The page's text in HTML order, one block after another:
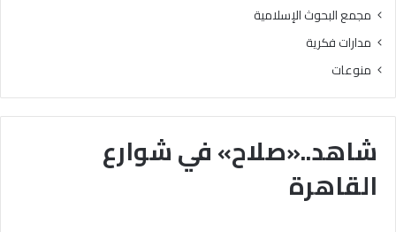
شاهد..«صلاح» في شوارع
القاهرة
مجمع البحوث الإسلامية
مدارات فكرية
منوعات